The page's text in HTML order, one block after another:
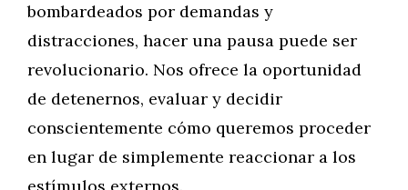
bombardeados por demandas y
distracciones, hacer una pausa puede ser
revolucionario. Nos ofrece la oportunidad
de detenernos, evaluar y decidir
conscientemente cómo queremos proceder
en lugar de simplemente reaccionar a los